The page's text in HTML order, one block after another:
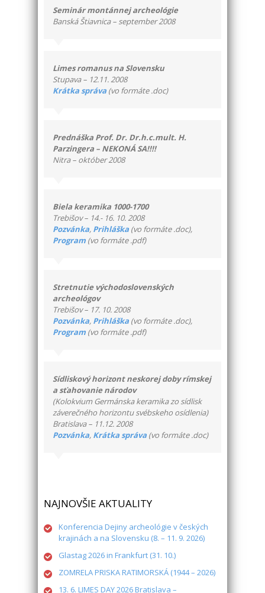
Seminár montánnej archeológie
Banská Štiavnica – september 2008
Limes romanus na Slovensku
Stupava – 12.11. 2008
Krátka správa (vo formáte .doc)
Prednáška Prof. Dr. Dr.h.c.mult. H.
Parzingera – NEKONÁ SA!!!!
Nitra – október 2008
Biela keramika 1000-1700
Trebišov – 14.- 16. 10. 2008
Pozvánka, Prihláška (vo formáte .doc),
Program (vo formáte .pdf)
Stretnutie východoslovenských
archeológov
Trebišov – 17. 10. 2008
Pozvánka, Prihláška (vo formáte .doc),
Program (vo formáte .pdf)
Sídliskový horizont neskorej doby rímskej
a sťahovanie národov
(Kolokvium Germánska keramika zo sídlisk
záverečného horizontu svébskeho osídlenia)
Bratislava – 11.12. 2008
Pozvánka, Krátka správa (vo formáte .doc)
NAJNOVŠIE AKTUALITY
Konferencia Dejiny archeológie v českých
krajinách a na Slovensku (8. – 11. 9. 2026)
Glastag 2026 in Frankfurt (31. 10.)
ZOMRELA PRISKA RATIMORSKÁ (1944 – 2026)
13. 6. LIMES DAY 2026 Bratislava –